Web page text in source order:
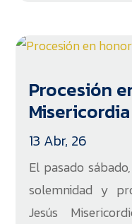
Procesión
Misericordia
13 Abr, 26
El pasado
solemnidad y
Jesús